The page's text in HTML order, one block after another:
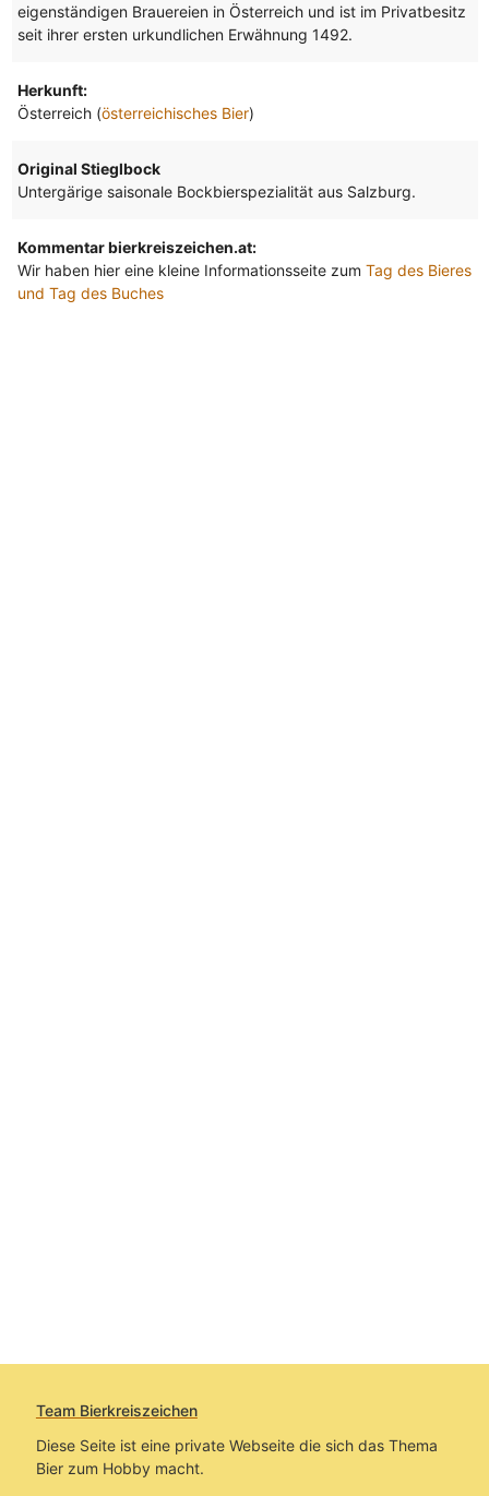
eigenständigen Brauereien in Österreich und ist im Privatbesitz
seit ihrer ersten urkundlichen Erwähnung 1492.
Herkunft:
Österreich (österreichisches Bier)
Original Stieglbock
Untergärige saisonale Bockbierspezialität aus Salzburg.
Kommentar bierkreiszeichen.at:
Wir haben hier eine kleine Informationsseite zum Tag des Bieres
und Tag des Buches
Team Bierkreiszeichen
Diese Seite ist eine private Webseite die sich das Thema
Bier zum Hobby macht.